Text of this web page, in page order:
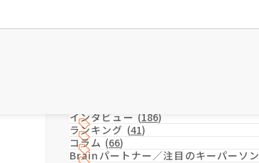
インタビュー (186)
ランキング (41)
コラム (66)
Brainパートナー／注目のキーパーソン